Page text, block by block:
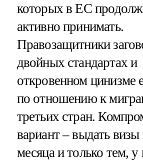
которых в ЕС
активно принимать.
Правозащитники
двойных стандартах и
откровенном цинизме
по отношению к
третьих стран.
вариант – выдать визы
месяца и только тем, у